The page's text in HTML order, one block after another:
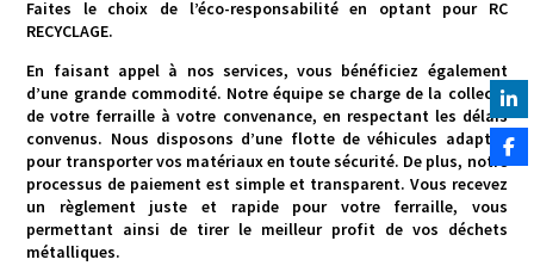
Faites le choix de l’éco-responsabilité en optant pour RC
RECYCLAGE.
En faisant appel à nos services, vous bénéficiez également
d’une grande commodité. Notre équipe se charge de la collecte
de votre ferraille à votre convenance, en respectant les délais
convenus. Nous disposons d’une flotte de véhicules adaptés
pour transporter vos matériaux en toute sécurité. De plus, notre
processus de paiement est simple et transparent. Vous recevez
un règlement juste et rapide pour votre ferraille, vous
permettant ainsi de tirer le meilleur profit de vos déchets
métalliques.